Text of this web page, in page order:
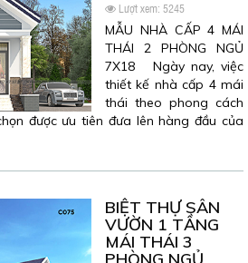
Lượt xem: 5245
MẪU NHÀ CẤP 4 MÁI
THÁI 2 PHÒNG NGỦ
7X18 Ngày nay, việc
thiết kế nhà cấp 4 mái
thái theo phong cách
được ưu tiên đưa lên hàng đầu của
BIỆT THỰ SÂN
VƯỜN 1 TẦNG
MÁI THÁI 3